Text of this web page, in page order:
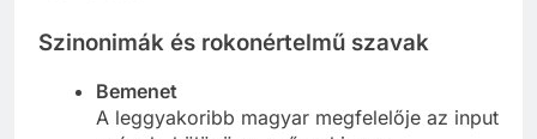
Szinonimák és rokonértelmű szavak
Bemenet
A leggyakoribb magyar megfelelője az input